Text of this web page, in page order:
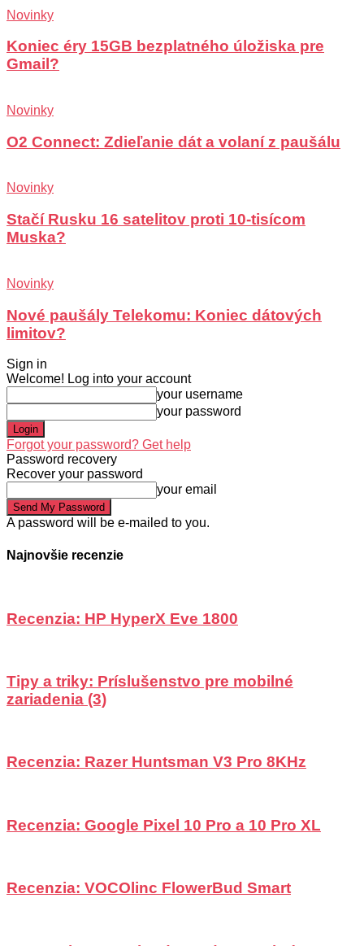
Novinky
Koniec éry 15GB bezplatného úložiska pre
Gmail?
Novinky
O2 Connect: Zdieľanie dát a volaní z paušálu
Novinky
Stačí Rusku 16 satelitov proti 10-tisícom
Muska?
Novinky
Nové paušály Telekomu: Koniec dátových
limitov?
Sign in
Welcome! Log into your account
your username
your password
Forgot your password? Get help
Password recovery
Recover your password
your email
A password will be e-mailed to you.
Najnovšie recenzie
Recenzia: HP HyperX Eve 1800
Tipy a triky: Príslušenstvo pre mobilné
zariadenia (3)
Recenzia: Razer Huntsman V3 Pro 8KHz
Recenzia: Google Pixel 10 Pro a 10 Pro XL
Recenzia: VOCOlinc FlowerBud Smart